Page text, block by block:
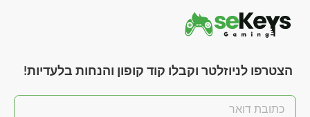
הצטרפו לניוזלטר וקבלו קוד קופון והנחות בלעדיות!